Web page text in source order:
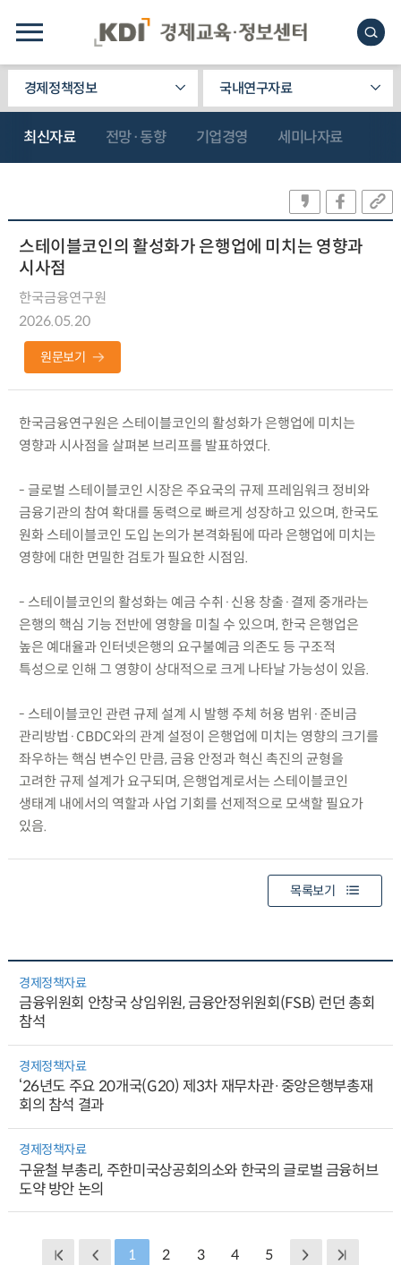
경제정책정보 국내연구자료
최신자료 전망·동향 기업경영 세미나자료
스테이블코인의 활성화가 은행업에 미치는 영향과
시사점
한국금융연구원
2026.05.20
원문보기
한국금융연구원은 스테이블코인의 활성화가 은행업에 미치는
영향과 시사점을 살펴본 브리프를 발표하였다.
- 글로벌 스테이블코인 시장은 주요국의 규제 프레임워크 정비와
금융기관의 참여 확대를 동력으로 빠르게 성장하고 있으며, 한국도
원화 스테이블코인 도입 논의가 본격화됨에 따라 은행업에 미치는
영향에 대한 면밀한 검토가 필요한 시점임.
- 스테이블코인의 활성화는 예금 수취·신용 창출·결제 중개라는
은행의 핵심 기능 전반에 영향을 미칠 수 있으며, 한국 은행업은
높은 예대율과 인터넷은행의 요구불예금 의존도 등 구조적
특성으로 인해 그 영향이 상대적으로 크게 나타날 가능성이 있음.
- 스테이블코인 관련 규제 설계 시 발행 주체 허용 범위·준비금
관리방법·CBDC와의 관계 설정이 은행업에 미치는 영향의 크기를
좌우하는 핵심 변수인 만큼, 금융 안정과 혁신 촉진의 균형을
고려한 규제 설계가 요구되며, 은행업계로서는 스테이블코인
생태계 내에서의 역할과 사업 기회를 선제적으로 모색할 필요가
있음.
목록보기
경제정책자료
금융위원회 안창국 상임위원, 금융안정위원회(FSB) 런던 총회
참석
경제정책자료
‘26년도 주요 20개국(G20) 제3차 재무차관·중앙은행부총재
회의 참석 결과
경제정책자료
구윤철 부총리, 주한미국상공회의소와 한국의 글로벌 금융허브
도약 방안 논의
1 2 3 4 5